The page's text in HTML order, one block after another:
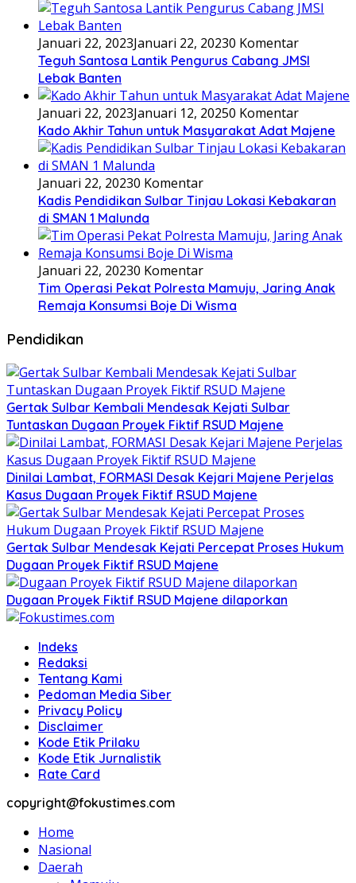
Januari 22, 2023Januari 22, 20230 Komentar
Teguh Santosa Lantik Pengurus Cabang JMSI
Lebak Banten
Januari 22, 2023Januari 12, 20250 Komentar
Kado Akhir Tahun untuk Masyarakat Adat Majene
Januari 22, 20230 Komentar
Kadis Pendidikan Sulbar Tinjau Lokasi Kebakaran
di SMAN 1 Malunda
Januari 22, 20230 Komentar
Tim Operasi Pekat Polresta Mamuju, Jaring Anak
Remaja Konsumsi Boje Di Wisma
Pendidikan
Gertak Sulbar Kembali Mendesak Kejati Sulbar
Tuntaskan Dugaan Proyek Fiktif RSUD Majene
Dinilai Lambat, FORMASI Desak Kejari Majene Perjelas
Kasus Dugaan Proyek Fiktif RSUD Majene
Gertak Sulbar Mendesak Kejati Percepat Proses Hukum
Dugaan Proyek Fiktif RSUD Majene
Dugaan Proyek Fiktif RSUD Majene dilaporkan
Indeks
Redaksi
Tentang Kami
Pedoman Media Siber
Privacy Policy
Disclaimer
Kode Etik Prilaku
Kode Etik Jurnalistik
Rate Card
copyright@fokustimes.com
Home
Nasional
Daerah